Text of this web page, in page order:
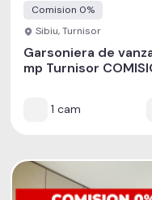
Comision 0%
Sibiu, Turnisor
Garsoniera de
mp Turnisor
1 cam